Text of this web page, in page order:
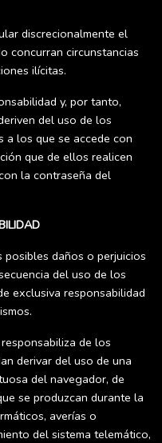
discrecionalmente el
concurran circunstancias
ilícitas.
y, por tanto,
del uso de los
a los que se accede con
que de ellos realicen
la contraseña del
posibles daños o perjuicios
del uso de los
exclusiva responsabilidad
de los
derivar del uso de una
del navegador, de
se produzcan durante la
averías o
del sistema telemático,